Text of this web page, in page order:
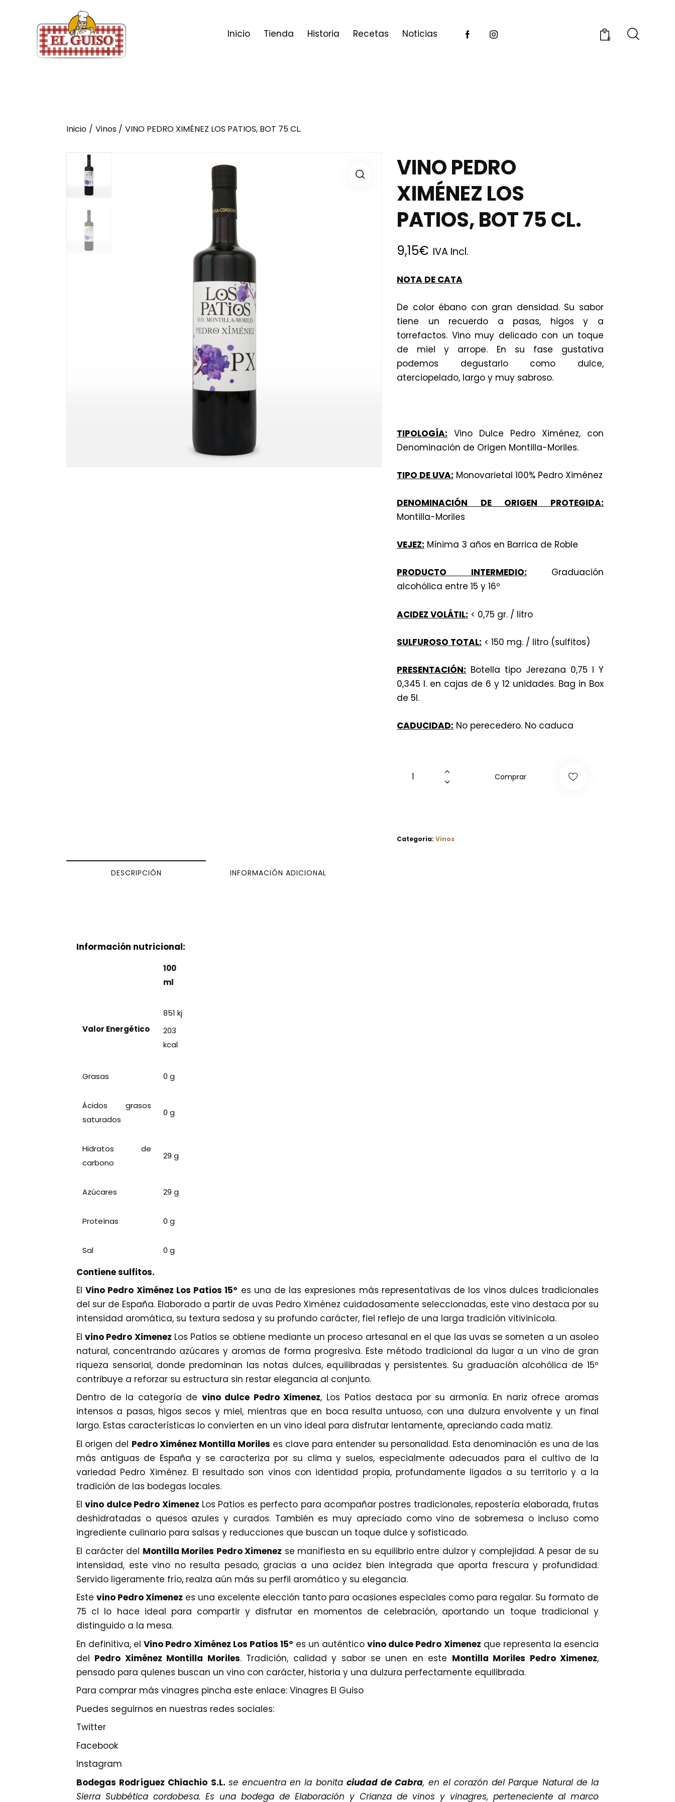
Inicio Tienda Historia Recetas Noticias 0
Inicio Vinos VINO PEDRO XIMÉNEZ LOS PATIOS, BOT 75 CL.
VINO PEDRO
XIMÉNEZ LOS
PATIOS, BOT 75 CL.
9,15€ IVA Incl.
NOTA DE CATA
De color ébano con gran densidad. Su sabor
tiene un recuerdo a pasas, higos y a
torrefactos. Vino muy delicado con un toque
de miel y arrope. En su fase gustativa
podemos degustarlo como dulce,
aterciopelado, largo y muy sabroso.
TIPOLOGÍA: Vino Dulce Pedro Ximénez, con
Denominación de Origen Montilla-Moriles.
TIPO DE UVA: Monovarietal 100% Pedro Ximénez
DENOMINACIÓN DE ORIGEN PROTEGIDA:
Montilla-Moriles
VEJEZ: Mínima 3 años en Barrica de Roble
PRODUCTO INTERMEDIO: Graduación
alcohólica entre 15 y 16º
ACIDEZ VOLÁTIL: < 0,75 gr. / litro
SULFUROSO TOTAL: < 150 mg. / litro (sulfitos)
PRESENTACIÓN: Botella tipo Jerezana 0,75 l Y
0,345 l. en cajas de 6 y 12 unidades. Bag in Box
de 5l.
CADUCIDAD: No perecedero. No caduca
Comprar
Categoria: Vinos
DESCRIPCIÓN INFORMACIÓN ADICIONAL
Información nutricional:
100
ml
Valor Energético
851 kj
203
kcal
Grasas 0 g
Ácidos grasos
saturados
0 g
Hidratos de
carbono
29 g
Azúcares 29 g
Proteínas 0 g
Sal 0 g
Contiene sulfitos.
ElVino Pedro Ximénez Los Patios 15º es una de las expresiones más representativas de los vinos dulces tradicionales
del sur de España. Elaborado a partir de uvas Pedro Ximénez cuidadosamente seleccionadas, este vino destaca por su
intensidad aromática, su textura sedosa y su profundo carácter, fiel reflejo de una larga tradición vitivinícola.
Elvino Pedro Ximenez Los Patios se obtiene mediante un proceso artesanal en el que las uvas se someten a un asoleo
natural, concentrando azúcares y aromas de forma progresiva. Este método tradicional da lugar a un vino de gran
riqueza sensorial, donde predominan las notas dulces, equilibradas y persistentes. Su graduación alcohólica de 15º
contribuye a reforzar su estructura sin restar elegancia al conjunto.
Dentro de la categoría de vino dulce Pedro Ximenez, Los Patios destaca por su armonía. En nariz ofrece aromas
intensos a pasas, higos secos y miel, mientras que en boca resulta untuoso, con una dulzura envolvente y un final
largo. Estas características lo convierten en un vino ideal para disfrutar lentamente, apreciando cada matiz.
El origen del Pedro Ximénez Montilla Moriles es clave para entender su personalidad. Esta denominación es una de las
más antiguas de España y se caracteriza por su clima y suelos, especialmente adecuados para el cultivo de la
variedad Pedro Ximénez. El resultado son vinos con identidad propia, profundamente ligados a su territorio y a la
tradición de las bodegas locales.
Elvino dulce Pedro Ximenez Los Patios es perfecto para acompañar postres tradicionales, repostería elaborada, frutas
deshidratadas o quesos azules y curados. También es muy apreciado como vino de sobremesa o incluso como
ingrediente culinario para salsas y reducciones que buscan un toque dulce y sofisticado.
El carácter del Montilla Moriles Pedro Ximenez se manifiesta en su equilibrio entre dulzor y complejidad. A pesar de su
intensidad, este vino no resulta pesado, gracias a una acidez bien integrada que aporta frescura y profundidad.
Servido ligeramente frío, realza aún más su perfil aromático y su elegancia.
Este vino Pedro Ximenez es una excelente elección tanto para ocasiones especiales como para regalar. Su formato de
75 cl lo hace ideal para compartir y disfrutar en momentos de celebración, aportando un toque tradicional y
distinguido a la mesa.
En definitiva, elVino Pedro Ximénez Los Patios 15º es un auténticovino dulce Pedro Ximenez que representa la esencia
del Pedro Ximénez Montilla Moriles. Tradición, calidad y sabor se unen en este Montilla Moriles Pedro Ximenez,
pensado para quienes buscan un vino con carácter, historia y una dulzura perfectamente equilibrada.
Para comprar más vinagres pincha este enlace: Vinagres El Guiso
Puedes seguirnos en nuestras redes sociales:
Twitter
Facebook
Instagram
Bodegas Rodríguez Chiachio S.L. se encuentra en la bonita ciudad de Cabra, en el corazón del Parque Natural de la
Sierra Subbética cordobesa. Es una bodega de Elaboración y Crianza de vinos y vinagres, perteneciente al marco